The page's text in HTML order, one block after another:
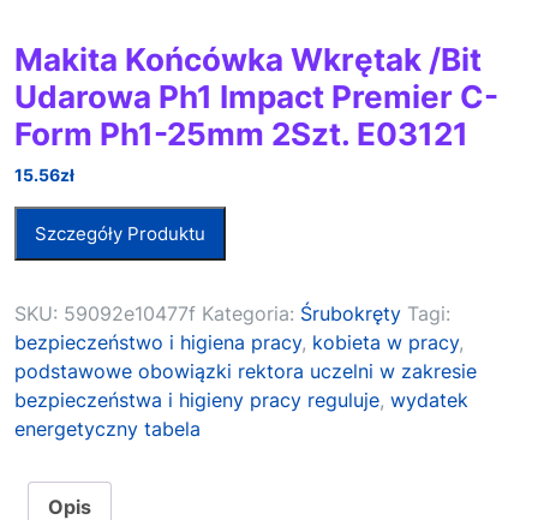
Makita Końcówka Wkrętak /Bit
Udarowa Ph1 Impact Premier C-
Form Ph1-25mm 2Szt. E03121
15.56zł
Szczegóły Produktu
SKU: 59092e10477f Kategoria: Śrubokręty Tagi:
bezpieczeństwo i higiena pracy, kobieta w pracy,
podstawowe obowiązki rektora uczelni w zakresie
bezpieczeństwa i higieny pracy reguluje, wydatek
energetyczny tabela
Opis